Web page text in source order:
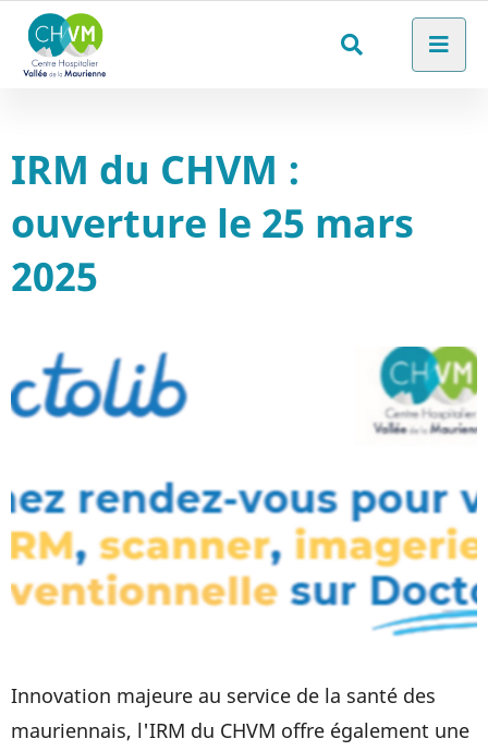
Aller à la recherche
Rechercher
IRM du CHVM :
ouverture le 25 mars
2025
Innovation majeure au service de la santé des
mauriennais, l'IRM du CHVM offre également une